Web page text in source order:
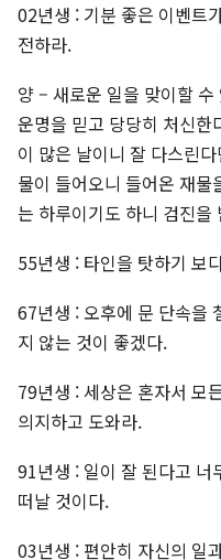
02년생 : 기분 좋은 이벤트
전하라.
양 – 새로운 일을 맞이할
운명을 믿고 당당히 처신한
이 많은 날이니 잘 다스린
물이 들어오니 들어온 재
는 하루이기도 하니 검진을
55년생 : 타인을 탓하기 보
67년생 : 오후에 문 단속을
지 않는 것이 좋겠다.
79년생 : 세상은 혼자서 모
의지하고 도와라.
91년생 : 일이 잘 된다고 너
떠날 것이다.
03년생 : 편안히 자신의 일